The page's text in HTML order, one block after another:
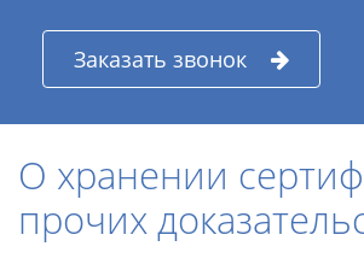
Заказать звонок
О хранении
прочих